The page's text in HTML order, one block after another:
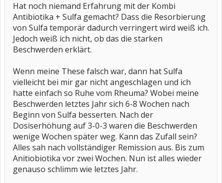
Hat noch niemand Erfahrung mit der Kombi
Antibiotika + Sulfa gemacht? Dass die Resorbierung
von Sulfa temporär dadurch verringert wird weiß ich.
Jedoch weiß ich nicht, ob das die starken
Beschwerden erklärt.
Wenn meine These falsch war, dann hat Sulfa
vielleicht bei mir gar nicht angeschlagen und ich
hatte einfach so Ruhe vom Rheuma? Wobei meine
Beschwerden letztes Jahr sich 6-8 Wochen nach
Beginn von Sulfa besserten. Nach der
Dosiserhöhung auf 3-0-3 waren die Beschwerden
wenige Wochen später weg. Kann das Zufall sein?
Alles sah nach vollständiger Remission aus. Bis zum
Anitiobiotika vor zwei Wochen. Nun ist alles wieder
genauso schlimm wie letztes Jahr.